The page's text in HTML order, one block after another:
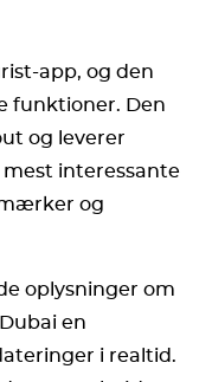
app, og den
funktioner. Den
og leverer
interessante
og
oplysninger om
en
i realtid.